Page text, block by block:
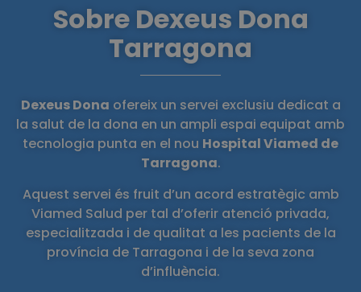
Sobre Dexeus Dona
Tarragona
Dexeus Dona ofereix un servei exclusiu dedicat a
la salut de la dona en un ampli espai equipat amb
tecnologia punta en el nou Hospital Viamed de
Tarragona.
Aquest servei és fruit d’un acord estratègic amb
Viamed Salud per tal d’oferir atenció privada,
especialitzada i de qualitat a les pacients de la
província de Tarragona i de la seva zona
d’influència.